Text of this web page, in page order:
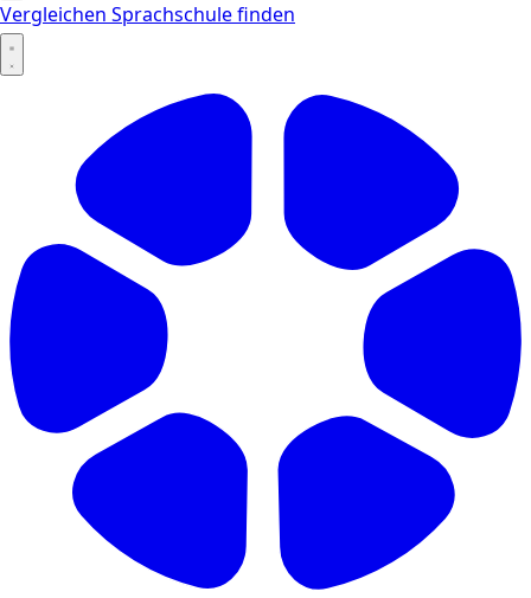
Vergleichen Sprachschule finden